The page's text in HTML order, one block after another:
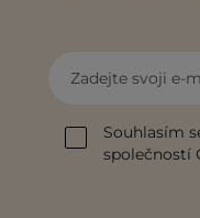
Zadejte svoji e-
Souhlasím
společností